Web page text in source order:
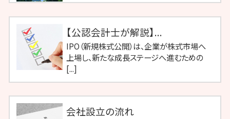
【公認会計士が解説】...
IPO（新規株式公開）は、企業が株式市場へ
上場し、新たな成長ステージへ進むための
[...]
会社設立の流れ